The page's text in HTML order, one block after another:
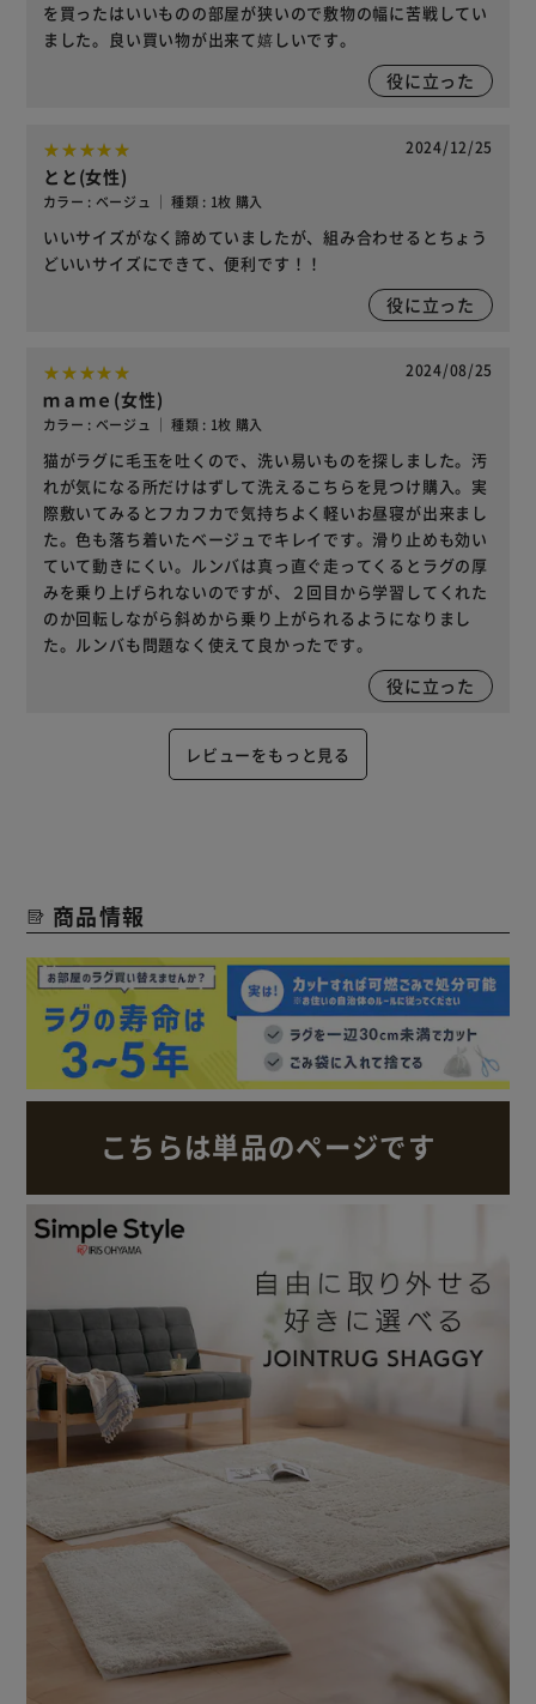
を買ったはいいものの部屋が狭いので敷物の幅に苦戦してい
ました。良い買い物が出来て嬉しいです。
役に立った
2024/12/25
とと(女性)
カラー : ベージュ ｜ 種類 : 1枚 購入
いいサイズがなく諦めていましたが、組み合わせるとちょう
どいいサイズにできて、便利です！！
役に立った
2024/08/25
ｍａｍｅ(女性)
カラー : ベージュ ｜ 種類 : 1枚 購入
猫がラグに毛玉を吐くので、洗い易いものを探しました。汚
れが気になる所だけはずして洗えるこちらを見つけ購入。実
際敷いてみるとフカフカで気持ちよく軽いお昼寝が出来まし
た。色も落ち着いたベージュでキレイです。滑り止めも効い
ていて動きにくい。ルンバは真っ直ぐ走ってくるとラグの厚
みを乗り上げられないのですが、２回目から学習してくれた
のか回転しながら斜めから乗り上がられるようになりまし
た。ルンバも問題なく使えて良かったです。
役に立った
レビューをもっと見る
商品情報
こちらは単品のページです